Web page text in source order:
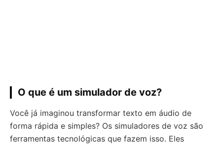
O que é um simulador de voz?
Você já imaginou transformar texto em áudio de
forma rápida e simples? Os simuladores de voz são
ferramentas tecnológicas que fazem isso. Eles